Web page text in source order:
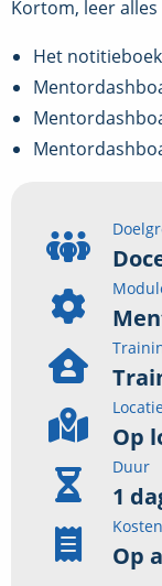
Kortom, leer alles
Het notitieboek
Op
Duur
1
Kosten
Op